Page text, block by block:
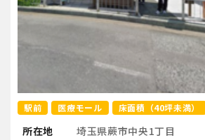
駅前 医療モール 床面積（40坪未満）
所在地
埼玉県蕨市中央1丁目